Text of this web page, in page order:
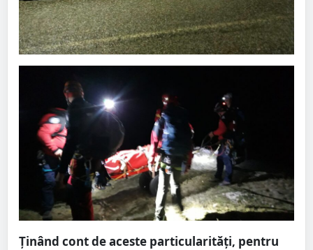
Ținând cont de aceste particularități, pentru